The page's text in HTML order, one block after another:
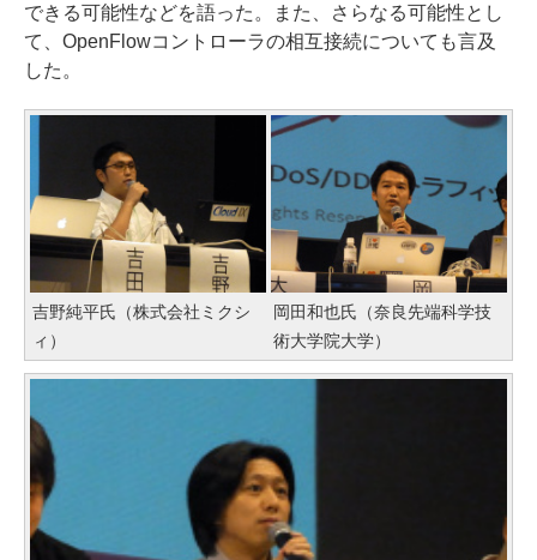
できる可能性などを語った。また、さらなる可能性とし
て、OpenFlowコントローラの相互接続についても言及
した。
吉野純平氏（株式会社ミクシ
ィ）
岡田和也氏（奈良先端科学技
術大学院大学）